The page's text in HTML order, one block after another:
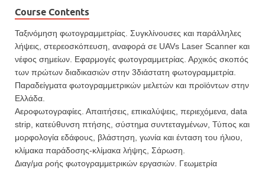
Course Contents
Ταξινόμηση φωτογραμμετρίας. Συγκλίνουσες και παράλληλες
λήψεις, στερεοσκόπευση, αναφορά σε UAVs Laser Scanner και
νέφος σημείων. Εφαρμογές φωτογραμμετρίας. Αρχικός σκοπός
των πρώτων διαδικασιών στην 3διάστατη φωτογραμμετρία.
Παραδείγματα φωτογραμμετρικών μελετών και προϊόντων στην
Ελλάδα.
Αεροφωτογραφίες. Απαιτήσεις, επικαλύψεις, περιεχόμενα, data
strip, κατεύθυνση πτήσης, σύστημα συντεταγμέ­νων, Τύπος και
μορφολογία εδάφους, βλάστηση, γωνία και ένταση του ήλιου,
κλίμακα παράδοσης-κλίμακα λήψης, Σάρωση.
Διαγ/μα ροής φωτογραμμετρικών εργασιών. Γεωμετρία